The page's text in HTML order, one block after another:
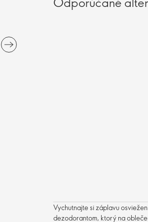
Vychutnajte si záplavu
dezodorantom, ktorý na